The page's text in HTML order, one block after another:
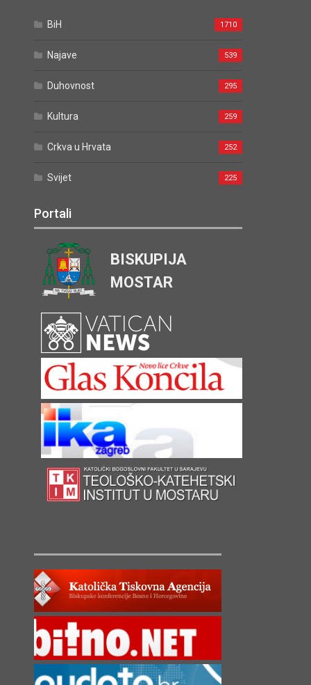
BiH 1710
Najave 539
Duhovnost 295
Kultura 259
Crkva u Hrvata 252
Svijet 225
Portali
BISKUPIJA
MOSTAR